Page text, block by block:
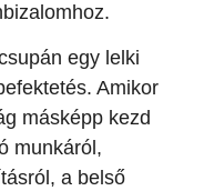
egy lelki
Amikor
másképp kezd
munkáról,
a belső